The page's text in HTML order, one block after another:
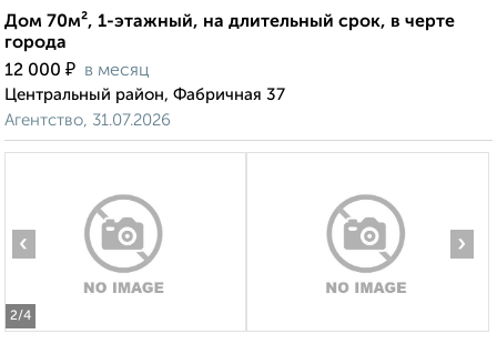
Дом 70м², 1-этажный, на длительный срок, в черте
города
12 000 ₽ в месяц
Центральный район, Фабричная 37
Агентство, 31.07.2026
2/4
‹ ›